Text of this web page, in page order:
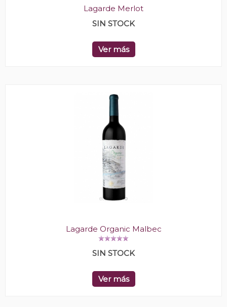
Lagarde Merlot
SIN STOCK
Ver más
Lagarde Organic Malbec
SIN STOCK
Ver más